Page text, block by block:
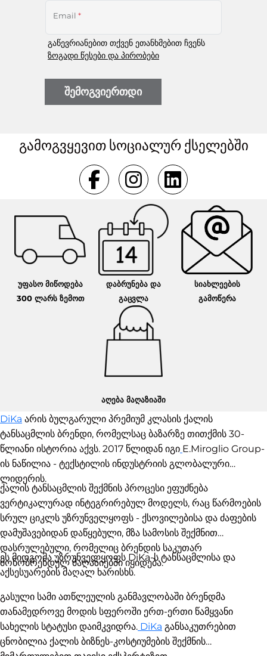
Email *
გაწევრიანებით თქვენ ეთანხმებით ჩვენს
ზოგადი წესები და პირობები
შემოგვიერთდი
გამოგვყევით სოციალურ ქსელებში
უფასო მიწოდება
300 ლარს ზემოთ
დაბრუნება და
გაცვლა
სიახლეების
გამოწერა
აღება მაღაზიაში
DiKa არის ბულგარული პრემიუმ კლასის ქალის
ტანსაცმლის ბრენდი, რომელსაც ბაზარზე თითქმის 30-
წლიანი ისტორია აქვს. 2017 წლიდან იგი E.Miroglio Group-
ის ნაწილია - ტექსტილის ინდუსტრიის გლობალური
ლიდერის.
ქალის ტანსაცმლის შექმნის პროცესი ეფუძნება
ვერტიკალურად ინტეგრირებულ მოდელს, რაც წარმოების
სრულ ციკლს უზრუნველყოფს - ქსოვილებისა და ძაფების
დამუშავებიდან დაწყებული, მზა სამოსის შექმნით
დასრულებული, რომელიც ბრენდის საკუთარ
მონობრენდულ მაღაზიებში იყიდება.
ეს მიდგომა უზრუნველყოფს DiKa-ს ტანსაცმლისა და
აქსესუარების მაღალ ხარისხს.
გასული სამი ათწლეულის განმავლობაში ბრენდმა
თანამედროვე მოდის სფეროში ერთ-ერთი წამყვანი
სახელის სტატუსი დაიმკვიდრა. DiKa განსაკუთრებით
ცნობილია ქალის ბიზნეს-კოსტიუმების შექმნის